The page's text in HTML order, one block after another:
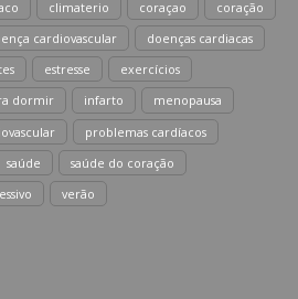
climaterio coraçao
coração
cardiovascular
doenças cardiacas
estresse
exercícios
dormir infarto
menopausa
problemas cardíacos
saúde
saúde do coração
verão